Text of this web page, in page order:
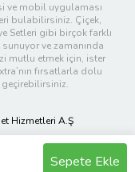
Sepete Ekle
ve mobil uygulaması
bulabilirsiniz. Çiçek,
Setleri gibi birçok farklı
ve zamanında
mutlu etmek için, ister
fırsatlarla dolu
Hizmetleri A.Ş